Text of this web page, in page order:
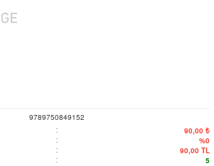
9789750849152
: 90,00 ₺
: %0
: 90,00 TL
: 5